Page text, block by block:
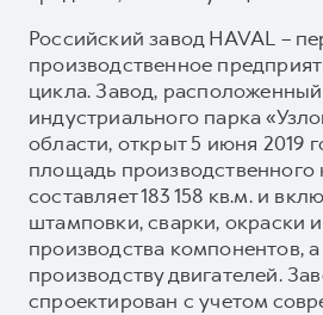
Российский завод HAVAL –
производственное
цикла. Завод,
индустриального парка
области, открыт 5 июня 2019
площадь производственного
составляет 183 158 кв.м. и
штамповки, сварки, окраски
производства компонентов,
производству двигателей.
спроектирован с учетом